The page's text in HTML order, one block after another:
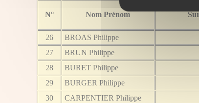
N° Nom Prénom
26
BROAS Philippe
27
BRUN Philippe
28
BURET Philippe
29
BURGER Philippe
30
CARPENTIER Philippe